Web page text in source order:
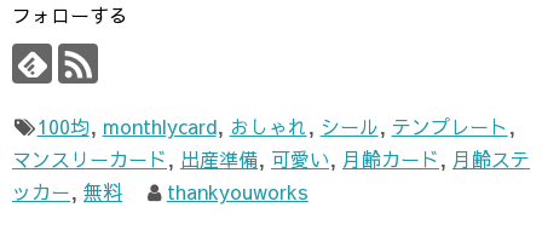
フォローする
100均, monthlycard, おしゃれ, シール, テンプレート ,
マンスリーカード, 出産準備, 可愛い, 月齢カード, 月齢ステ
ッカー, 無料 thankyouworks